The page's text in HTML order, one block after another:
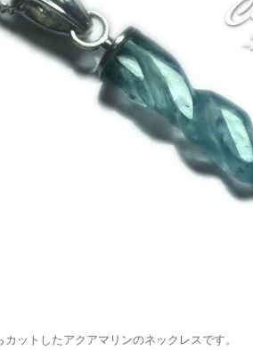
カットしたアクアマリンのネックレスです。